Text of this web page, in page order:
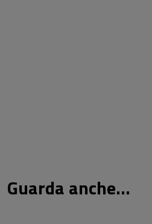
Guarda anche...